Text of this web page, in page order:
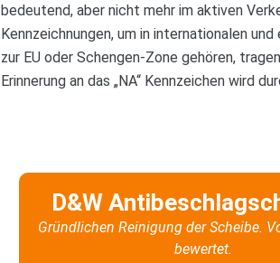
bedeutend, aber nicht mehr im aktiven
Kennzeichnungen, um in internationalen
zur EU oder Schengen-Zone gehören,
Erinnerung an das „NA“ Kennzeichen wird
D&W
Gründlichen Reinigung der Scheibe.
bewertet.